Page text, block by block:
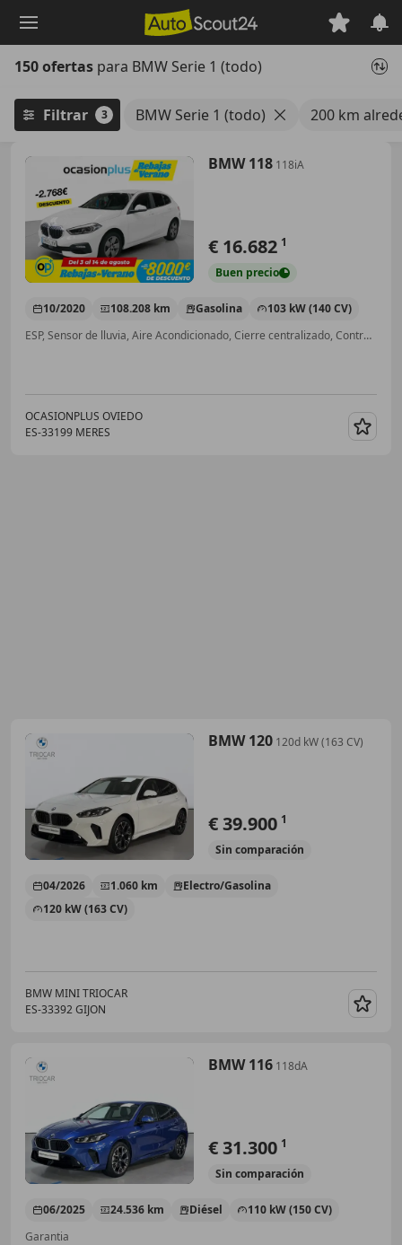
principal
150 ofertas para BMW Serie 1 (todo)
Filtrar 3 BMW Serie 1 (todo) 200 km
BMW 118 118iA
€ 16.682 1
Buen precio
10/2020 108.208 km Gasolina
103 kW (140 CV)
ESP, Sensor de lluvia, Aire Acondicionado, Cierre centralizado, Control de tracción
OCASIONPLUS OVIEDO
ES-33199 MERES
BMW 120 120d kW (163 CV)
€ 39.900 1
Sin comparación
04/2026 1.060 km
Electro/Gasolina
120 kW (163 CV)
BMW MINI TRIOCAR
ES-33392 GIJON
BMW 116 118dA
€ 31.300 1
Sin comparación
06/2025 24.536 km Diésel
110 kW (150 CV)
Garantia